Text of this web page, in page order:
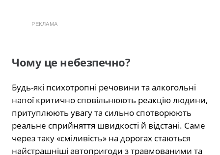
РЕКЛАМА
Чому це небезпечно?
Будь-які психотропні речовини та алкогольні
напої критично сповільнюють реакцію людини,
притуплюють увагу та сильно спотворюють
реальне сприйняття швидкості й відстані. Саме
через таку «сміливість» на дорогах стаються
найстрашніші автопригоди з травмованими та